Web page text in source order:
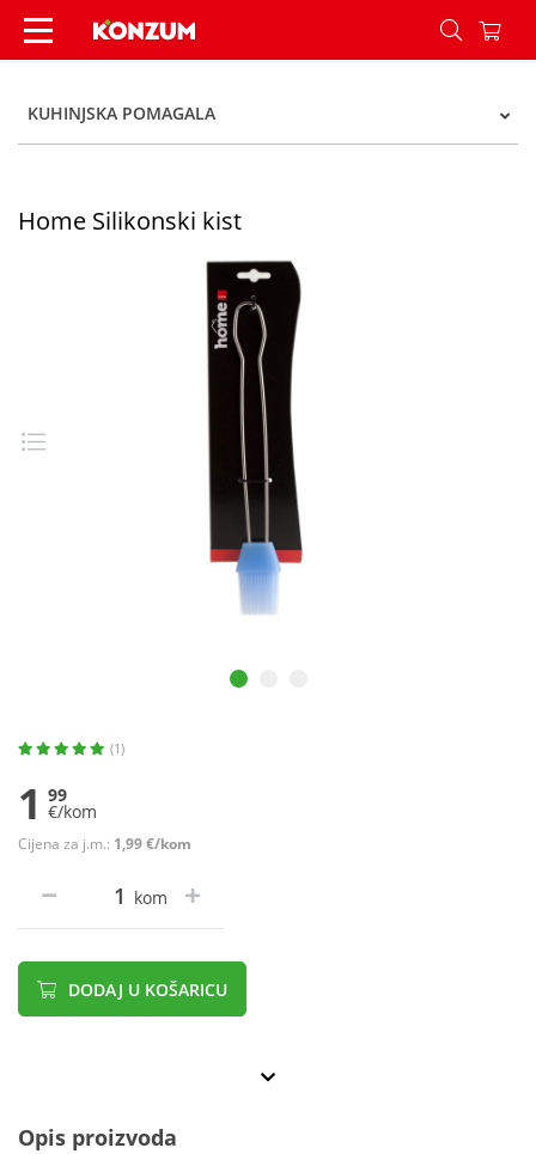
Home Silikonski kist - Konzum
KUHINJSKA POMAGALA
Home Silikonski kist
(1)
1 99
€/kom
Cijena za j.m.: 1,99 €/kom
kom
DODAJ U KOŠARICU
Opis proizvoda